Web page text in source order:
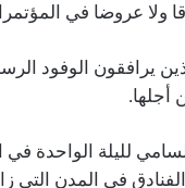
ولا عروضا في
يرافقون الوفود
أجلها.
في المدن التي